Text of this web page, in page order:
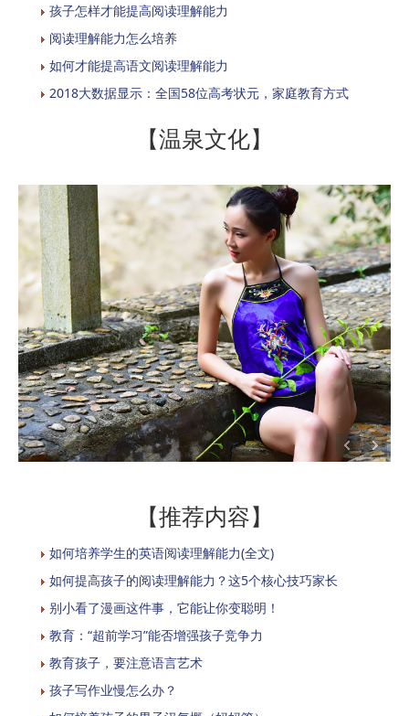
孩子怎样才能提高阅读理解能力
阅读理解能力怎么培养
如何才能提高语文阅读理解能力
2018大数据显示：全国58位高考状元，家庭教育方式
【温泉文化】
【推荐内容】
如何培养学生的英语阅读理解能力(全文)
如何提高孩子的阅读理解能力？这5个核心技巧家长
别小看了漫画这件事，它能让你变聪明！
教育：“超前学习”能否增强孩子竞争力
教育孩子，要注意语言艺术
孩子写作业慢怎么办？